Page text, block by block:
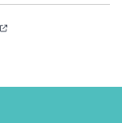
(nouvelle fenêtre)